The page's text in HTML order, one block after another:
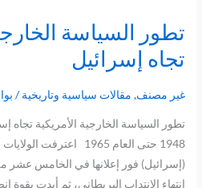
تطور السياسة
تجاه إسرائيل
غير مصنف, مقالات سياسية وتاريخية/
تطور السياسة الخارجية الأمريكية تجاه
1948 حتى العام 1965
انتهاء الانتداب البريطاني، ثم أيدت بقوة
تطور
السياسة
الخارجية
إسرائيل